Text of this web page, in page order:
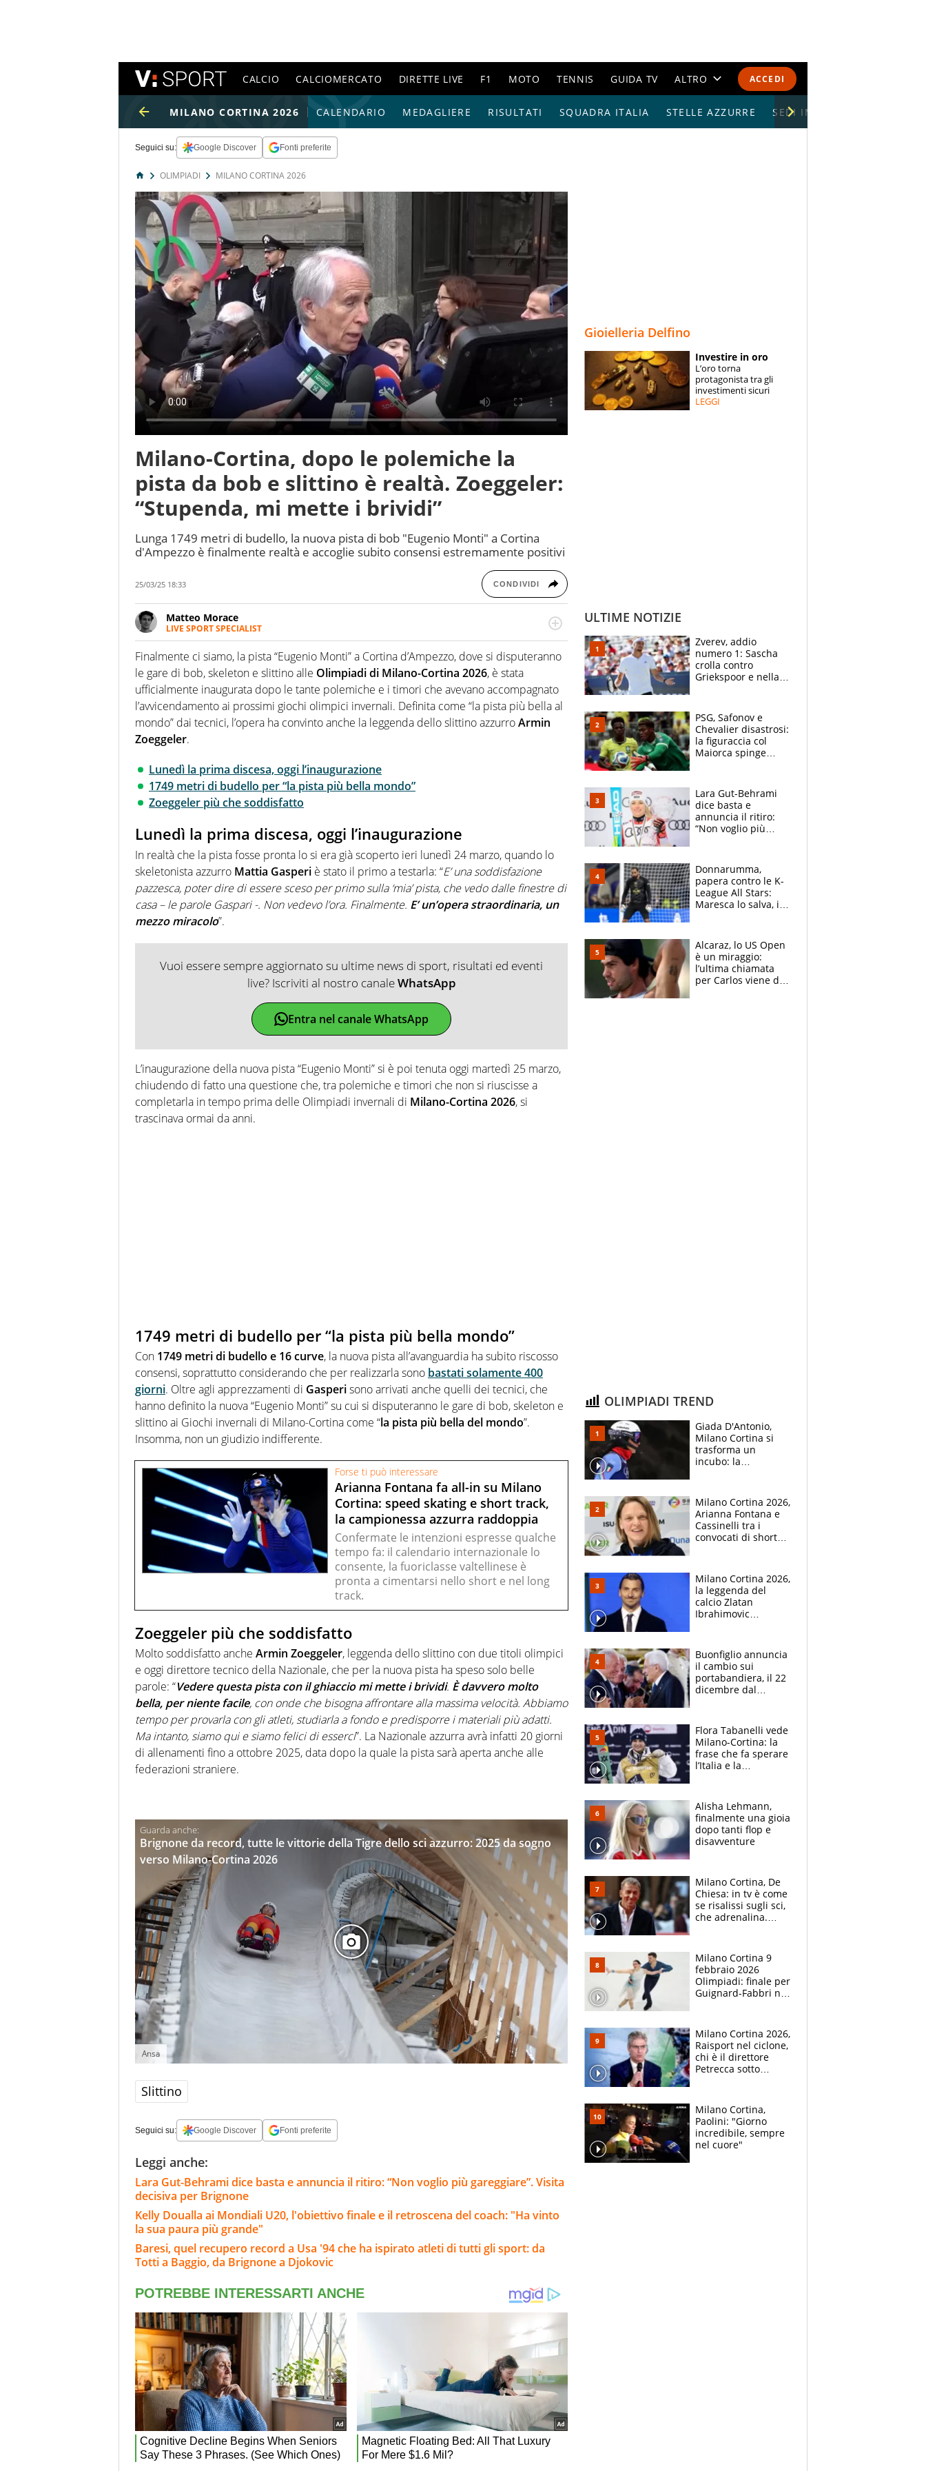
ACCEDI
CALCIO CALCIOMERCATO DIRETTE LIVE F1 MOTO TENNIS GUIDA TV ALTRO
CALENDARI E CLASSIFICHE
ESPERTI
CONTATTI
MILANO CORTINA 2026 CALENDARIO MEDAGLIERE RISULTATI SQUADRA ITALIA STELLE AZZURRE SEDI IMPIANTI
Seguici su: Google Discover Fonti preferite
OLIMPIADI MILANO CORTINA 2026
Milano-Cortina, dopo le polemiche la
pista da bob e slittino è realtà. Zoeggeler:
“Stupenda, mi mette i brividi”
Lunga 1749 metri di budello, la nuova pista di bob "Eugenio Monti" a Cortina
d'Ampezzo è finalmente realtà e accoglie subito consensi estremamente positivi
25/03/25 18:33 CONDIVIDI
Matteo Morace
LIVE SPORT SPECIALIST
La multimedialità quale approccio personale e professionale. Ama raccontare lo sport
focalizzando ogni attenzione sul tempo reale: la verità della dirette non sono opinioni
ma fatti
Finalmente ci siamo, la pista “Eugenio Monti” a Cortina d’Ampezzo, dove si disputeranno
le gare di bob, skeleton e slittino alle Olimpiadi di Milano-Cortina 2026, è stata
ufficialmente inaugurata dopo le tante polemiche e i timori che avevano accompagnato
l’avvicendamento ai prossimi giochi olimpici invernali. Definita come “la pista più bella al
mondo” dai tecnici, l’opera ha convinto anche la leggenda dello slittino azzurroArmin
Zoeggeler.
Lunedì la prima discesa, oggi l’inaugurazione
1749 metri di budello per “la pista più bella mondo”
Zoeggeler più che soddisfatto
Lunedì la prima discesa, oggi l’inaugurazione
In realtà che la pista fosse pronta lo si era già scoperto ieri lunedì 24 marzo, quando lo
skeletonista azzurro Mattia Gasperi è stato il primo a testarla: “E’ una soddisfazione
pazzesca, poter dire di essere sceso per primo sulla ‘mia’ pista, che vedo dalle finestre di
casa – le parole Gaspari -. Non vedevo l’ora. Finalmente. E’ un’opera straordinaria, un
mezzo miracolo”.
Vuoi essere sempre aggiornato su ultime news di sport, risultati ed eventi
live? Iscriviti al nostro canaleWhatsApp
Entra nel canale WhatsApp
L’inaugurazione della nuova pista “Eugenio Monti” si è poi tenuta oggi martedì 25 marzo,
chiudendo di fatto una questione che, tra polemiche e timori che non si riuscisse a
completarla in tempo prima delle Olimpiadi invernali di Milano-Cortina 2026, si
trascinava ormai da anni.
1749 metri di budello per “la pista più bella mondo”
Con 1749 metri di budello e 16 curve, la nuova pista all’avanguardia ha subito riscosso
consensi, soprattutto considerando che per realizzarla sono bastati solamente 400
giorni. Oltre agli apprezzamenti di Gasperisono arrivati anche quelli dei tecnici, che
hanno definito la nuova “Eugenio Monti” su cui si disputeranno le gare di bob, skeleton e
slittino ai Giochi invernali di Milano-Cortina come “la pista più bella del mondo”.
Insomma, non un giudizio indifferente.
Forse ti può interessare
Arianna Fontana fa all-in su Milano
Cortina: speed skating e short track,
la campionessa azzurra raddoppia
Confermate le intenzioni espresse qualche
tempo fa: il calendario internazionale lo
consente, la fuoriclasse valtellinese è
pronta a cimentarsi nello short e nel long
track.
Zoeggeler più che soddisfatto
Molto soddisfatto anche Armin Zoeggeler, leggenda dello slittino con due titoli olimpici
e oggi direttore tecnico della Nazionale, che per la nuova pista ha speso solo belle
parole: “Vedere questa pista con il ghiaccio mi mette i brividi. È davvero molto
bella, per niente facile, con onde che bisogna affrontare alla massima velocità. Abbiamo
tempo per provarla con gli atleti, studiarla a fondo e predisporre i materiali più adatti.
Ma intanto, siamo qui e siamo felici di esserci”. La Nazionale azzurra avrà infatti 20 giorni
di allenamenti fino a ottobre 2025, data dopo la quale la pista sarà aperta anche alle
federazioni straniere.
Brignone da record, tutte le vittorie della Tigre dello sci azzurro: 2025 da sogno
verso Milano-Cortina 2026
Ansa
Slittino
Seguici su: Google Discover Fonti preferite
Leggi anche:
Lara Gut-Behrami dice basta e annuncia il ritiro: “Non voglio più gareggiare”. Visita
decisiva per Brignone
Kelly Doualla ai Mondiali U20, l'obiettivo finale e il retroscena del coach: "Ha vinto
la sua paura più grande"
Baresi, quel recupero record a Usa '94 che ha ispirato atleti di tutti gli sport: da
Totti a Baggio, da Brignone a Djokovic
Gioielleria Delfino
Investire in oro
L’oro torna
protagonista tra gli
investimenti sicuri
LEGGI
ULTIME NOTIZIE
Zverev, addio
numero 1: Sascha
crolla contro
Griekspoor e nella
terzo. Quanti malori
a Montreal
PSG, Safonov e
Chevalier disastrosi:
la figuraccia col
Maiorca spinge
rischio beffa
Lara Gut-Behrami
dice basta e
annuncia il ritiro:
“Non voglio più
Brignone
Donnarumma,
papera contro le K-
League All Stars:
Maresca lo salva, i
Alcaraz, lo US Open
è un miraggio:
l’ultima chiamata
per Carlos viene da
OLIMPIADI TREND
Giada D'Antonio,
Milano Cortina si
trasforma un
incubo: la
Milano Cortina 2026,
Arianna Fontana e
Cassinelli tra i
convocati di short
Milano Cortina 2026,
la leggenda del
calcio Zlatan
Ibrahimovic
Buonfiglio annuncia
il cambio sui
portabandiera, il 22
dicembre dal
Flora Tabanelli vede
Milano-Cortina: la
frase che fa sperare
l’Italia e la
Brignone
Alisha Lehmann,
finalmente una gioia
dopo tanti flop e
disavventure
Milano Cortina, De
Chiesa: in tv è come
se risalissi sugli sci,
che adrenalina.
Milano Cortina 9
febbraio 2026
Olimpiadi: finale per
Guignard-Fabbri nel
Constantini beffati
Milano Cortina 2026,
Raisport nel ciclone,
chi è il direttore
Petrecca sotto
l'attacco dell'Usigrai
Milano Cortina,
Paolini: "Giorno
incredibile, sempre
nel cuore"